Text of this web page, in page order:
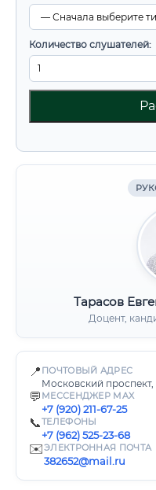
Количество слушателей:
Тарасов
Доцент,
📍 ПОЧТОВЫЙ АДРЕС
Московский проспект,
💬 МЕССЕНДЖЕР MAX
+7 (920) 211-67-25
📞ТЕЛЕФОНЫ
+7 (962) 525-23-68
✉️ЭЛЕКТРОННАЯ ПОЧТА
382652@mail.ru